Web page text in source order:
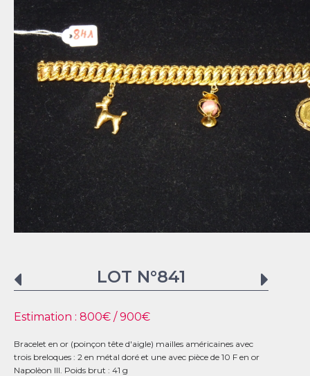
LOT N°841
Estimation : 800€ /900€
Bracelet en or (poinçon tête d'aigle) mailles américaines avec
trois breloques : 2 en métal doré et une avec pièce de 10 F en or
Napolèon III. Poids brut : 41 g